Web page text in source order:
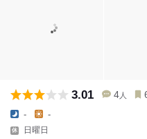
3.01 4 人
- -
日曜日